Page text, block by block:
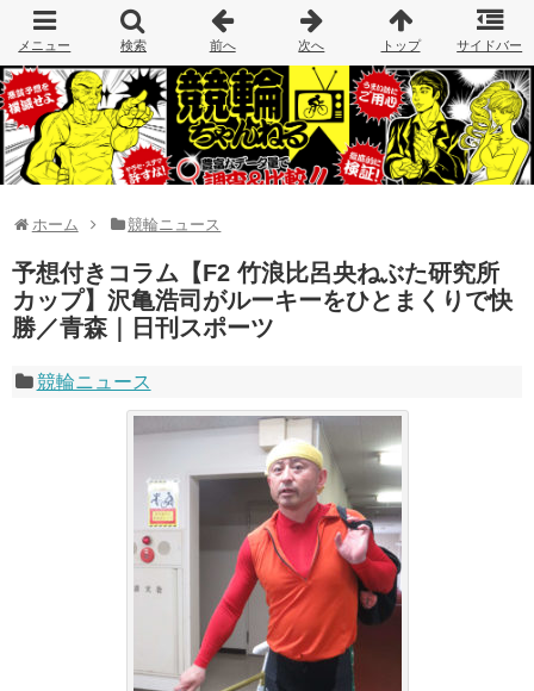
ホーム 競輪ニュース
予想付きコラム【F2 竹浪比呂央ねぶた研究所
カップ】沢亀浩司がルーキーをひとまくりで快
勝／青森｜日刊スポーツ
競輪ニュース